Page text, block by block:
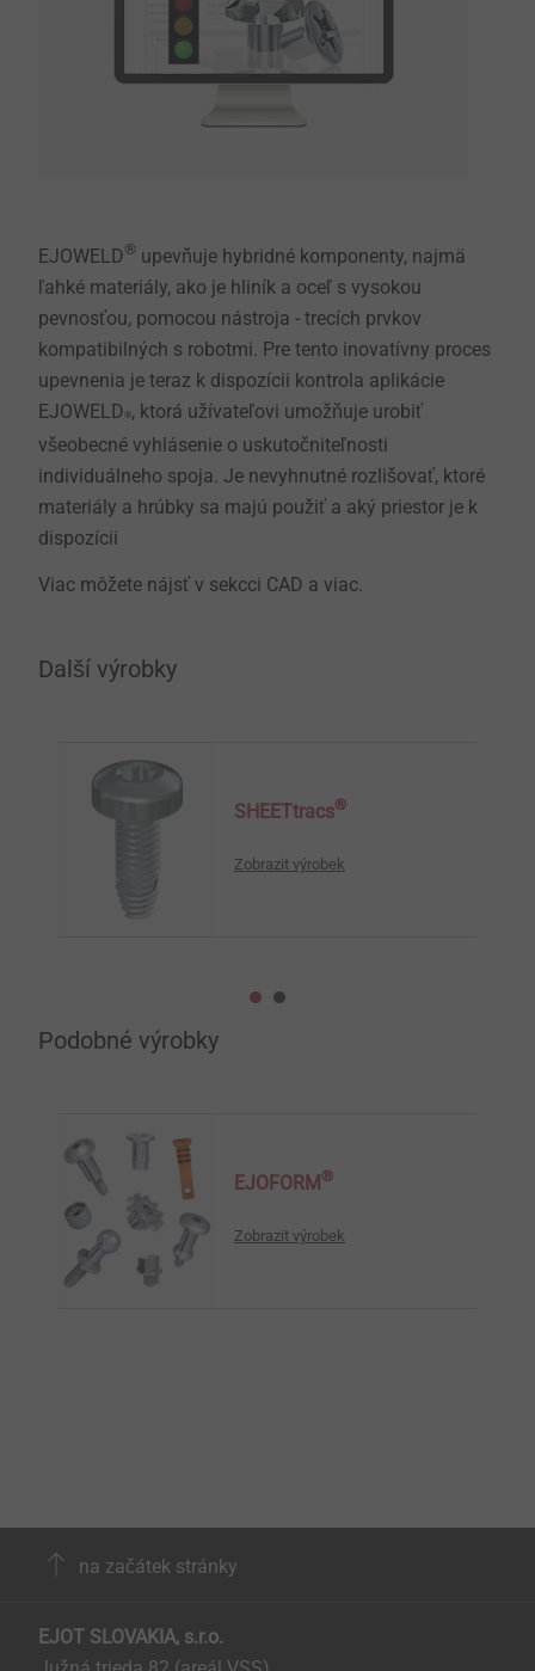
EJOWELD® upevňuje hybridné komponenty, najmä
ľahké materiály, ako je hliník a oceľ s vysokou
pevnosťou, pomocou nástroja - trecích prvkov
kompatibilných s robotmi. Pre tento inovatívny proces
upevnenia je teraz k dispozícii kontrola aplikácie
EJOWELD ®, ktorá užívateľovi umožňuje urobiť
všeobecné vyhlásenie o uskutočniteľnosti
individuálneho spoja. Je nevyhnutné rozlišovať, ktoré
materiály a hrúbky sa majú použiť a aký priestor je k
dispozícii
Viac môžete nájsť v sekcci CAD a viac.
Další výrobky
SHEETtracs®
Zobrazit výrobek
Podobné výrobky
EJOFORM ®
Zobrazit výrobek
na začátek stránky
EJOT SLOVAKIA, s.r.o.